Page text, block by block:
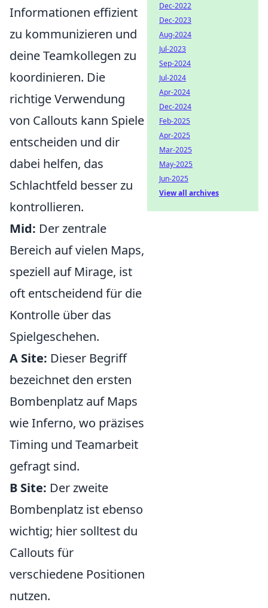
Informationen effizient
zu kommunizieren und
deine Teamkollegen zu
koordinieren. Die
richtige Verwendung
von Callouts kann Spiele
entscheiden und dir
dabei helfen, das
Schlachtfeld besser zu
kontrollieren.
Mid: Der zentrale
Bereich auf vielen Maps,
speziell auf Mirage, ist
oft entscheidend für die
Kontrolle über das
Spielgeschehen.
A Site: Dieser Begriff
bezeichnet den ersten
Bombenplatz auf Maps
wie Inferno, wo präzises
Timing und Teamarbeit
gefragt sind.
B Site: Der zweite
Bombenplatz ist ebenso
wichtig; hier solltest du
Callouts für
verschiedene Positionen
nutzen.
Dec-2022
Dec-2023
Aug-2024
Jul-2023
Sep-2024
Jul-2024
Apr-2024
Dec-2024
Feb-2025
Apr-2025
Mar-2025
May-2025
Jun-2025
View all archives